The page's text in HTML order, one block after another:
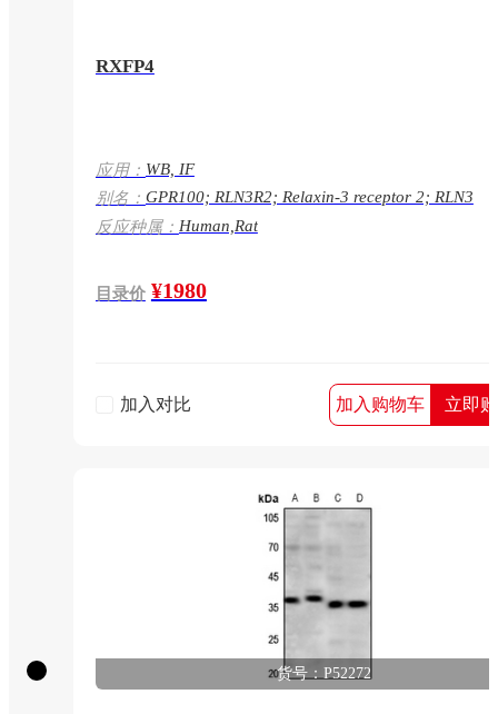
RXFP4
应用： WB, IF
别名： GPR100; RLN3R2; Relaxin-3 receptor 2; RLN3
receptor 2; G-protein coupled receptor 100; G-
coupled receptor GPCR142; Insulin-like peptide
反应种属： Human,Rat
目录价 ¥1980
加入对比 加入购物车 立即
货号：P52272